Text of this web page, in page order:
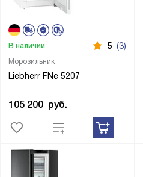
Морозильник
Liebherr FNe 5207
В наличии 5 (3)
105 200 руб.